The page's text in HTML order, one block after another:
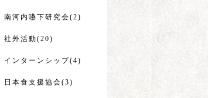
南河内嚥下研究会(2)
社外活動(20)
インターンシップ(4)
日本食支援協会(3)